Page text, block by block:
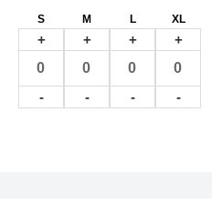
S
+
-
M
+
-
L
+
-
XL
+
-